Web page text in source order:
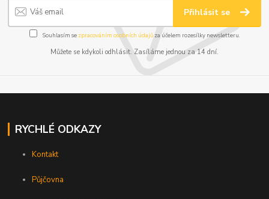
Přihlásit se
Souhlasím se zpracováním osobních údajůza účelem rozesílky newsletteru.
Můžete se kdykoli odhlásit. Zasíláme jednou za 14 dní.
RYCHLÉ ODKAZY
Kontakt
Půjčovna